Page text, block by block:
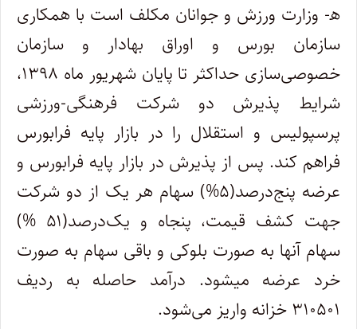
ه‍- وزارت ورزش و جوانان مکلف است با همکاری
سازمان بورس و اوراق بهادار و سازمان
خصوصی‌سازی حداکثر تا پایان شهریور ماه ۱۳۹۸،
شرایط پذیرش دو شرکت فرهنگی-ورزشی
پرسپولیس و استقلال را در بازار پایه فرابورس
فراهم کند. پس از پذیرش در بازار پایه فرابورس و
عرضه پنج‌درصد(۵%) سهام هر یک از دو شرکت
جهت کشف قیمت، پنجاه و یک‌درصد(۵۱ %)
سهام آنها به صورت بلوکی و باقی سهام به صورت
خرد عرضه می­شود. درآمد حاصله به ردیف
۳۱۰۵۰۱ خزانه واریز می‌شود.